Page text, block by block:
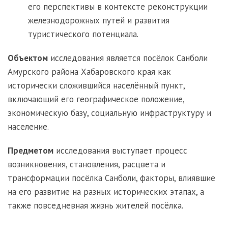
его перспективы в контексте реконструкции
железнодорожных путей и развития
туристического потенциала.
Объектом исследования является посёлок Санболи
Амурского района Хабаровского края как
исторически сложившийся населённый пункт,
включающий его географическое положение,
экономическую базу, социальную инфраструктуру и
население.
Предметом исследования выступает процесс
возникновения, становления, расцвета и
трансформации посёлка Санболи, факторы, влиявшие
на его развитие на разных исторических этапах, а
также повседневная жизнь жителей посёлка.